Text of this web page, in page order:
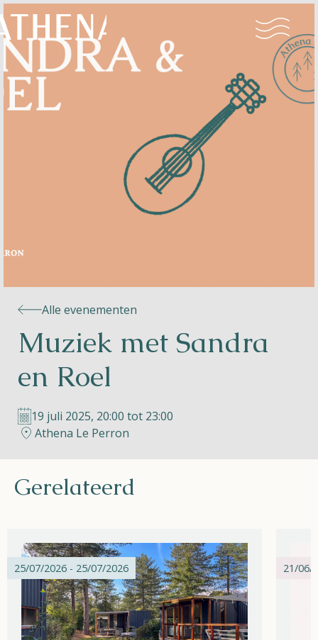
Kalender
Le Perron
Helios
Apple App Store
Android Play Store
Alle evenementen
Muziek met Sandra
en Roel
19 juli 2025, 20:00 tot 23:00
Athena Le Perron
Gerelateerd
25/07/2026 - 25/07/2026 21/06/